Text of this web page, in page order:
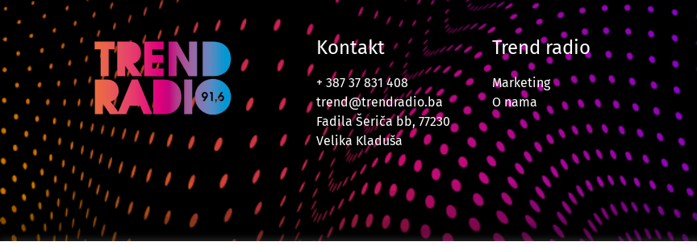
Kontakt
+ 387 37 831 408
trend@trendradio.ba
Fadila Šeriča bb, 77230
Velika Kladuša
Trend radio
Marketing
O nama